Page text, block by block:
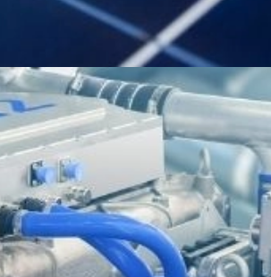
https://yeukhoahoc.edu.vn/vat-lieu-nang-luong